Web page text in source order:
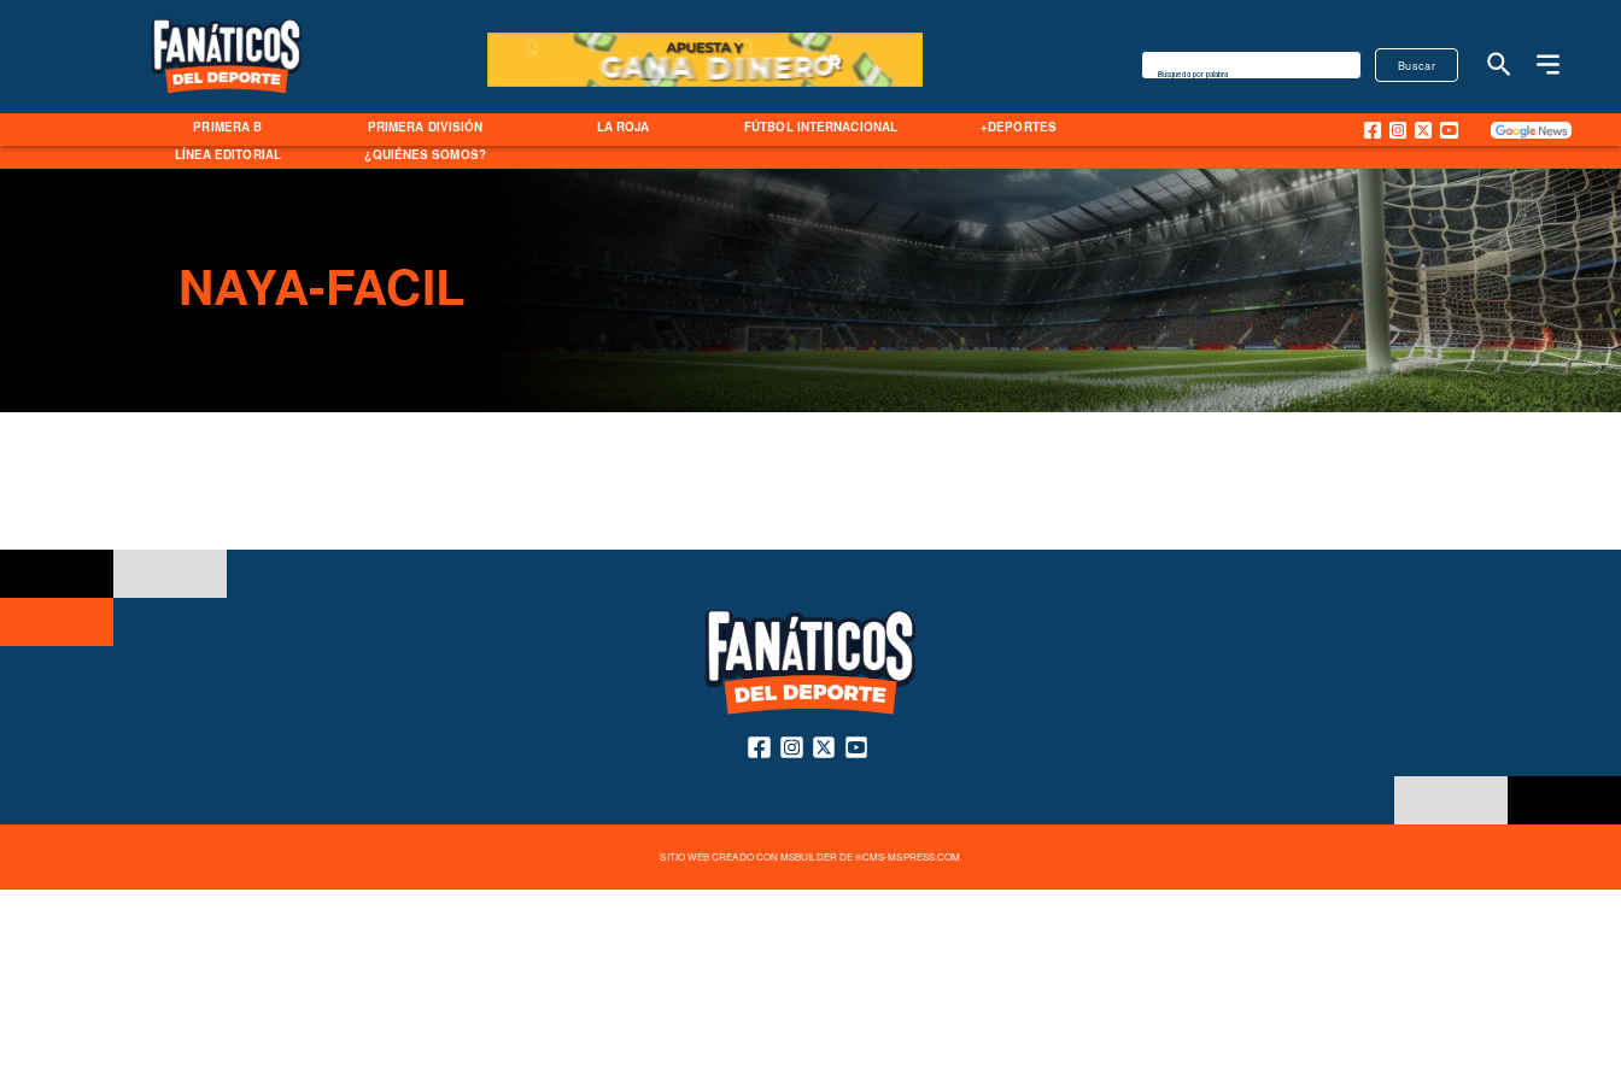
PRIMERA B PRIMERA DIVISIÓN LA ROJA FÚTBOL INTERNACIONAL
+DEPORTES
LÍNEA EDITORIAL
¿QUIÉNES SOMOS?
Buscar
Búsqueda por palabra
NAYA-FACIL
SITIO WEB CREADO CON MSBUILDER DE ®CMS-MSPRESS.COM